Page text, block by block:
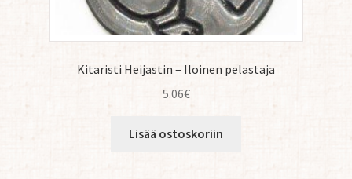
Kitaristi Heijastin – Iloinen pelastaja
5.06€
Lisää ostoskoriin